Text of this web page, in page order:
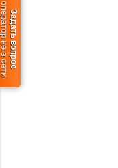
Задать вопрос
в сети